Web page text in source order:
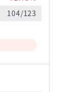
104/123